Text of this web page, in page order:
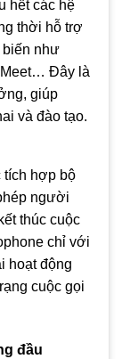
hết các hệ
thời hỗ trợ
biến như
Meet… Đây là
giúp
và đào tạo.
hợp bộ
người
thúc cuộc
chỉ với
hoạt động
cuộc gọi
đầu